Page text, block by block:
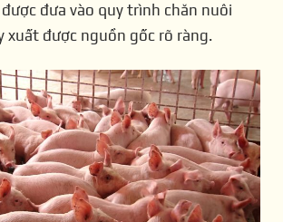
đưa vào quy trình chăn nuôi
xuất được nguồn gốc rõ ràng.